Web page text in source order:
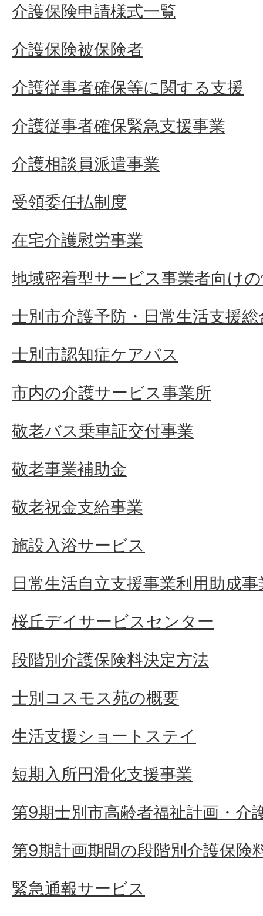
介護保険申請様式一覧
介護保険被保険者
介護従事者確保等に関する支援
介護従事者確保緊急支援事業
介護相談員派遣事業
受領委任払制度
在宅介護慰労事業
地域密着型サービス事業者向け
士別市介護予防・日常生活支援総
士別市認知症ケアパス
市内の介護サービス事業所
敬老バス乗車証交付事業
敬老事業補助金
敬老祝金支給事業
施設入浴サービス
日常生活自立支援事業利用助成事
桜丘デイサービスセンター
段階別介護保険料決定方法
士別コスモス苑の概要
生活支援ショートステイ
短期入所円滑化支援事業
第9期士別市高齢者福祉計画・介
第9期計画期間の段階別介護保険
緊急通報サービス